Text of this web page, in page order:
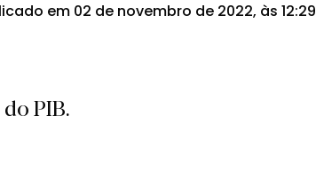
em 02 de novembro de 2022, às 12:29
PIB.